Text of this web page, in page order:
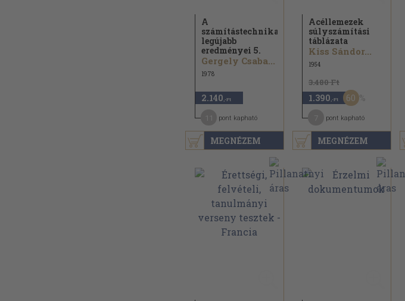
MEGNÉZEM
A
számítástechnika
legújabb
eredményei 5.
Gergely Csaba...
1978
2.140 ,-Ft
pont kapható
MEGNÉZEM
Acéllemezek
súlyszámítási
táblázata
Kiss Sándor...
1954
3.480 Ft
1.390 ,-Ft 60
pont kapható